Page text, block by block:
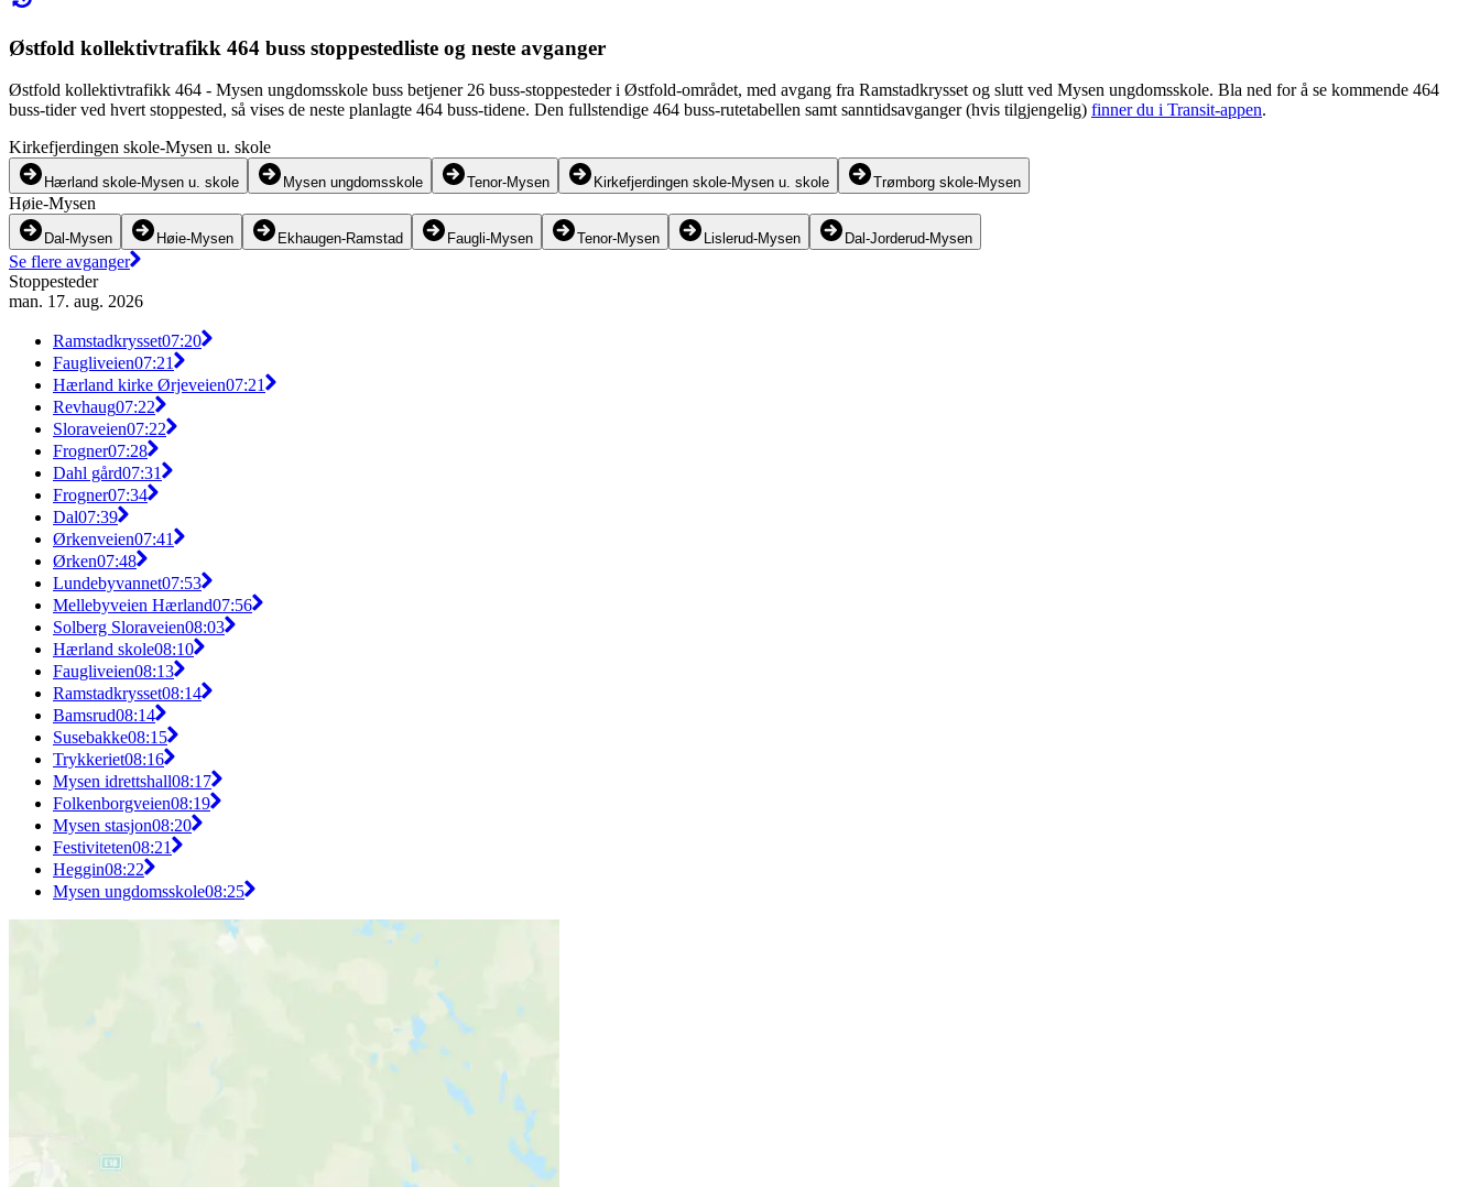
Østfold kollektivtrafikk 464 buss stoppestedliste og neste avganger
Østfold kollektivtrafikk 464 - Mysen ungdomsskole buss betjener 26 buss-stoppesteder i Østfold-området, med avgang fra Ramstadkrysset og slutt ved Mysen ungdomsskole. Bla ned for å se kommende 464
buss-tider ved hvert stoppested, så vises de neste planlagte 464 buss-tidene. Den fullstendige 464 buss-rutetabellen samt sanntidsavganger (hvis tilgjengelig) finner du i Transit-appen.
Kirkefjerdingen skole-Mysen u. skole
Hærland skole-Mysen u. skole Mysen ungdomsskole Tenor-Mysen Kirkefjerdingen skole-Mysen u. skole Trømborg skole-Mysen
Høie-Mysen
Dal-Mysen Høie-Mysen Ekhaugen-Ramstad Faugli-Mysen Tenor-Mysen Lislerud-Mysen Dal-Jorderud-Mysen
Se flere avganger
Stoppesteder
man. 17. aug. 2026
Ramstadkrysset07:20
Faugliveien07:21
Hærland kirke Ørjeveien07:21
Revhaug07:22
Sloraveien07:22
Frogner07:28
Dahl gård07:31
Frogner07:34
Dal07:39
Ørkenveien07:41
Ørken07:48
Lundebyvannet07:53
Mellebyveien Hærland07:56
Solberg Sloraveien08:03
Hærland skole08:10
Faugliveien08:13
Ramstadkrysset08:14
Bamsrud08:14
Susebakke08:15
Trykkeriet08:16
Mysen idrettshall08:17
Folkenborgveien08:19
Mysen stasjon08:20
Festiviteten08:21
Heggin08:22
Mysen ungdomsskole08:25